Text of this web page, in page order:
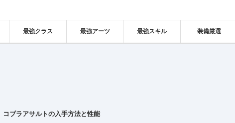
最強クラス 最強アーツ 最強スキル 装備厳選
コブラアサルトの入手方法と性能